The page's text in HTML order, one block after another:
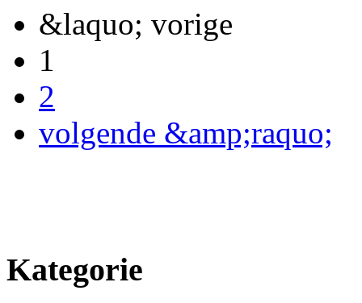
&laquo; vorige
1
2
volgende &amp;raquo;
Kategorie